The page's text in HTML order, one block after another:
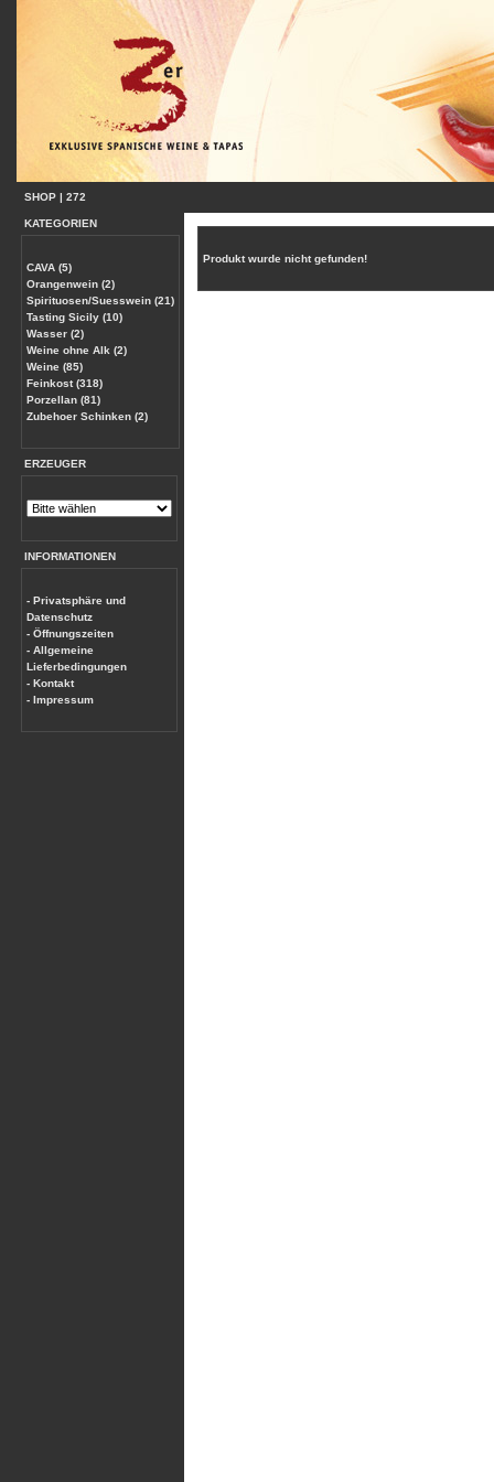
SHOP | 272
KATEGORIEN
CAVA (5)
Orangenwein (2)
Spirituosen/Suesswein (21)
Tasting Sicily (10)
Wasser (2)
Weine ohne Alk (2)
Weine (85)
Feinkost (318)
Porzellan (81)
Zubehoer Schinken (2)
ERZEUGER
INFORMATIONEN
- Privatsphäre und
Datenschutz
- Öffnungszeiten
- Allgemeine
Lieferbedingungen
- Kontakt
- Impressum
Produkt wurde nicht gefunden!